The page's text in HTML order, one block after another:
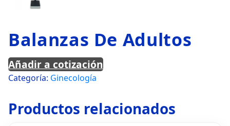
Balanzas De Adultos
Añadir a cotización
Categoría: Ginecología
Productos relacionados